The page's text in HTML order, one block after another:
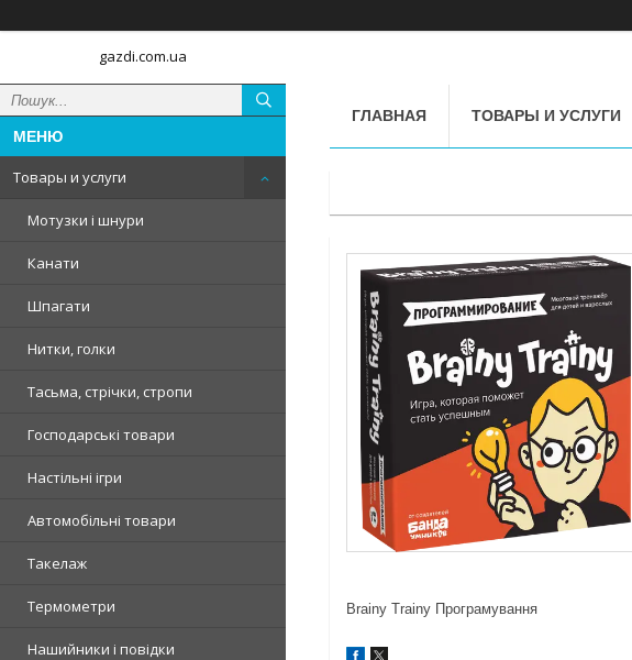
gazdi.com.ua
Товары и услуги
Мотузки і шнури
Канати
Шпагати
Нитки, голки
Тасьма, стрічки, стропи
Господарські товари
Настільні ігри
Автомобільні товари
Такелаж
Термометри
Нашийники і повідки
ГЛАВНАЯ ТОВАРЫ И УСЛУГИ
Brainy Trainy Програмування